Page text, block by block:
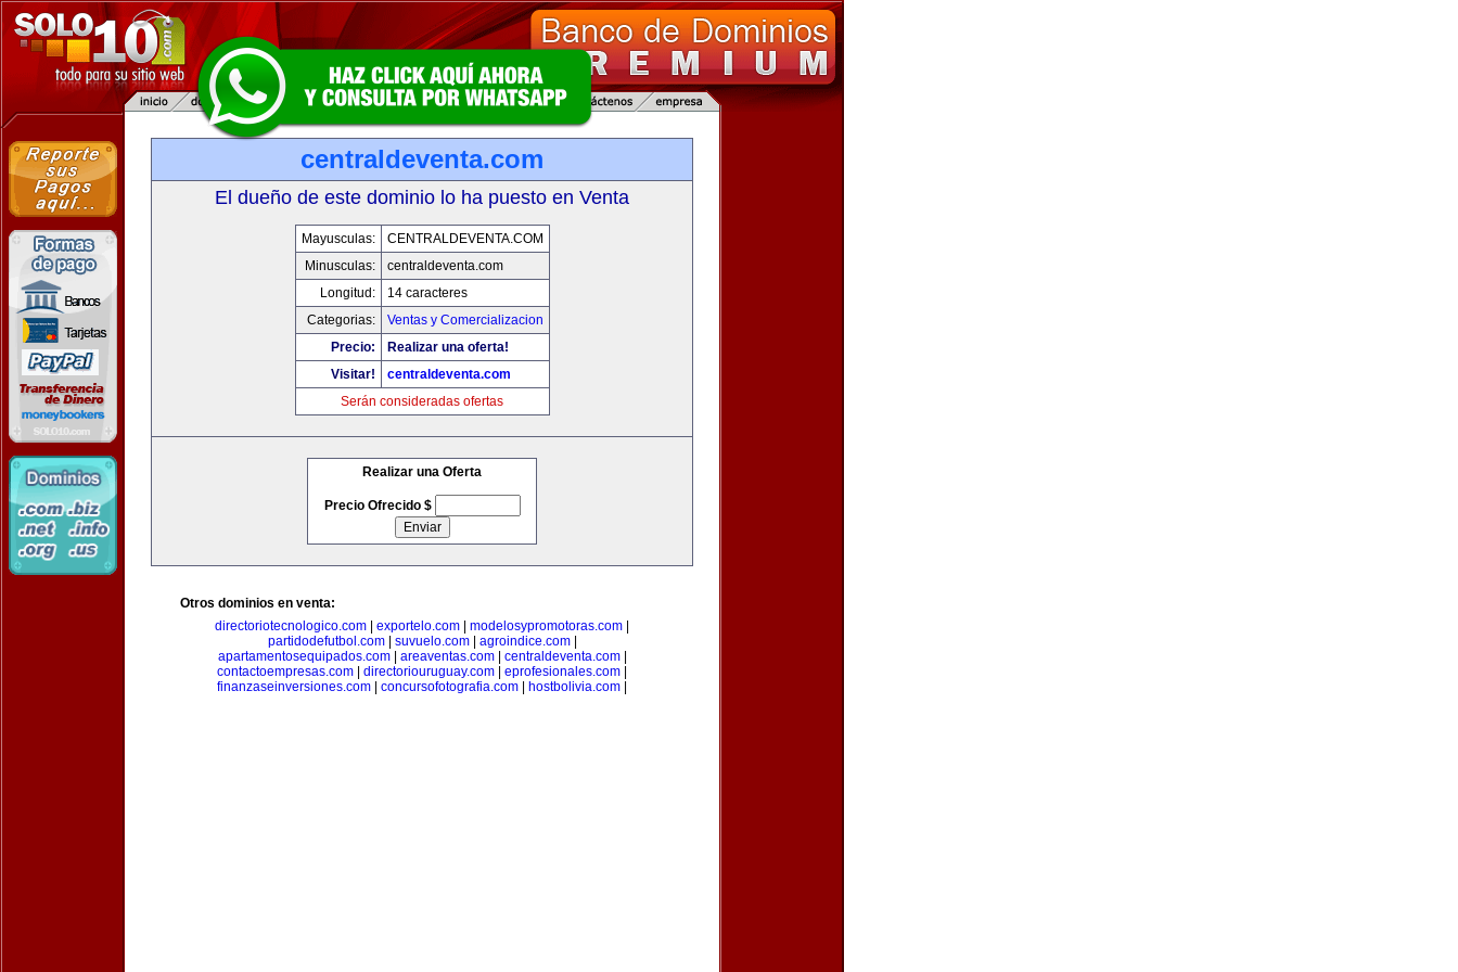
centraldeventa.com
El dueño de este dominio lo ha puesto en Venta
Mayusculas:
CENTRALDEVENTA.COM
Minusculas:
centraldeventa.com
Longitud:
14 caracteres
Categorias:
Ventas y Comercializacion
Precio:
Realizar una oferta!
Visitar!
centraldeventa.com
Serán consideradas ofertas
Realizar una Oferta
Precio Ofrecido $
Otros dominios en venta:
directoriotecnologico.com
exportelo.com modelosypromotoras.com
partidodefutbol.com| suvuelo.com| agroindice.com|
apartamentosequipados.com| areaventas.com| centraldeventa.com|
contactoempresas.com
directoriouruguay.com eprofesionales.com
finanzaseinversiones.com
concursofotografia.com hostbolivia.com